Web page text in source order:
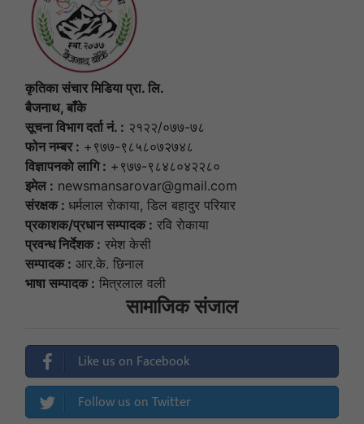
कृतिका संचार मिडिया प्रा. लि.
बैजनाथ, बाँके
सूचना विभाग दर्ता नं. : २१२२/०७७-७८
फोन नम्बर : +९७७-९८५८०७२७४८
विज्ञापनकाे लागि : +९७७-९८४८०४२२८०
इमेल : newsmansarovar@gmail.com
संरक्षक : धर्मलाल राेकाया, डिल बहादुर परियार
प्रकाशक/प्रधान सम्पादक : रवि राेकाया
प्रवन्ध निर्देशक : रमेश केसी
सम्पादक : आर.के. छिनाल
भाषा सम्पादक : मित्रलाल वली
सामाजिक संजाल
Like us on Facebook
Follow us on Twitter